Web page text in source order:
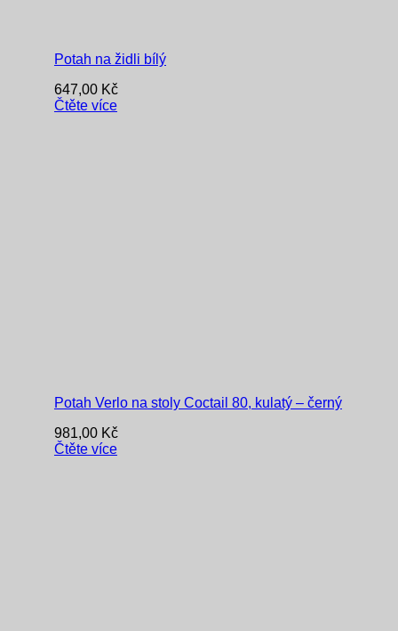
Potah na židli bílý
647,00 Kč
Čtěte více
Potah Verlo na stoly Coctail 80, kulatý – černý
981,00 Kč
Čtěte více